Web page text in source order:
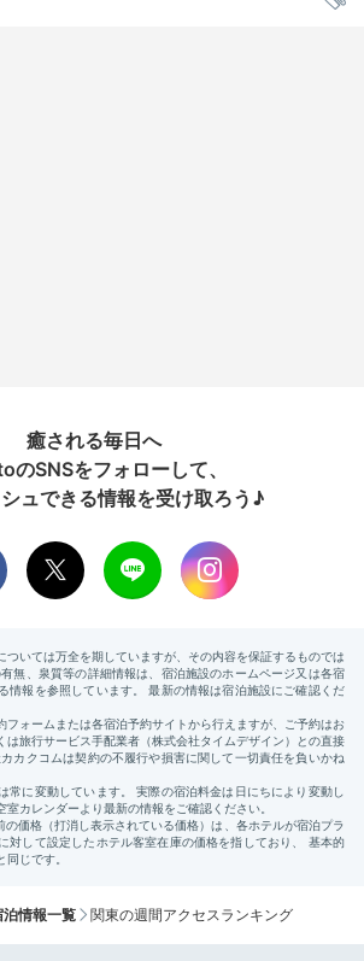
癒される毎日へ
のSNSをフォローして、
ュできる情報を受け取ろう♪
情報一覧 関東の週間アクセスランキング